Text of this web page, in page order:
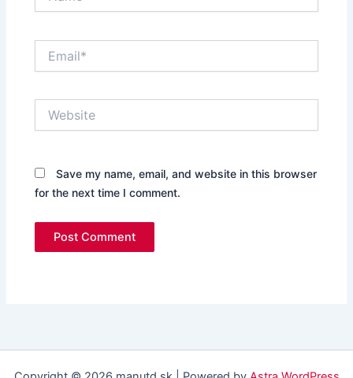
Save my name, email, and website in this browser
for the next time I comment.